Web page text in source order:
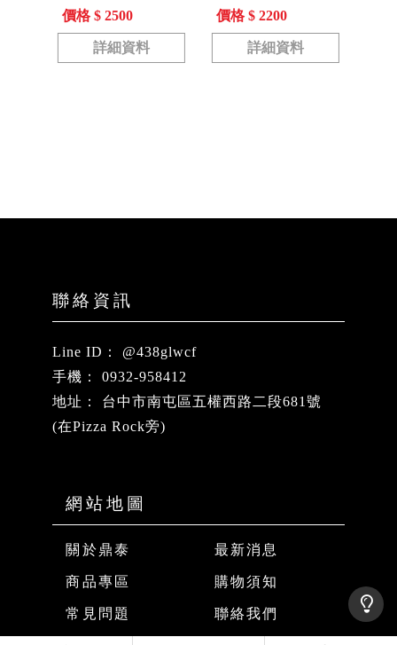
罩帽 安全帽 內藏
價格 $ 2500
詳細資料
價格 $ 2200
詳細資料
@438glwcf
0932-958412
台中市南屯區五權西路二段681號
(在Pizza Rock旁)
關於鼎泰 最新消息
商品專區 購物須知
常見問題 聯絡我們